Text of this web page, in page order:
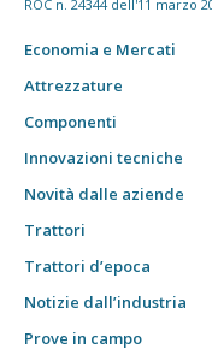
ROC n. 24344 dell'11 marzo
Economia e Mercati
Attrezzature
Componenti
Innovazioni tecniche
Novità dalle aziende
Trattori
Trattori d’epoca
Notizie dall’industria
Prove in campo